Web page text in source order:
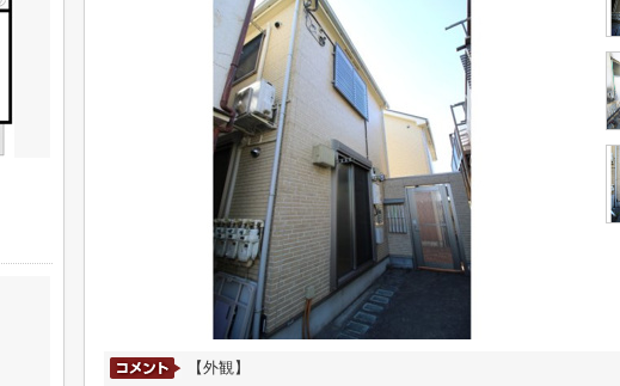
【外観】